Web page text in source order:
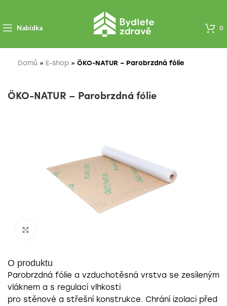
Nabídka 0
Domů » E-shop » ÖKO-NATUR – Parobrzdná fólie
ÖKO-NATUR – Parobrzdná fólie
O produktu
Parobrzdná fólie a vzduchotěsná vrstva se zesíleným
vláknem a s regulací vlhkosti
pro stěnové a střešní konstrukce. Chrání izolaci před